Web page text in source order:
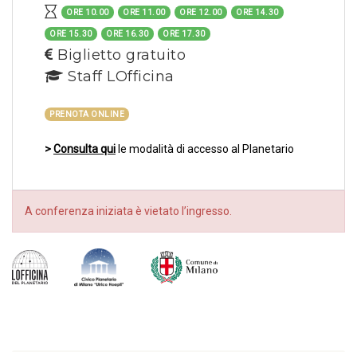
ORE 10.00 ORE 11.00 ORE 12.00 ORE 14.30
ORE 15.30 ORE 16.30 ORE 17.30
Biglietto gratuito
Staff LOfficina
PRENOTA ONLINE
>Consulta qui le modalità di accesso al Planetario
A conferenza iniziata è vietato l’ingresso.